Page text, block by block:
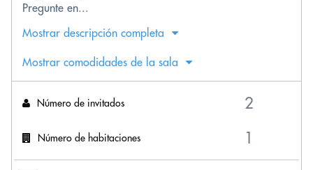
Pregunte en...
Mostrar descripción completa
Mostrar comodidades de la sala
Número de invitados
Número de habitaciones